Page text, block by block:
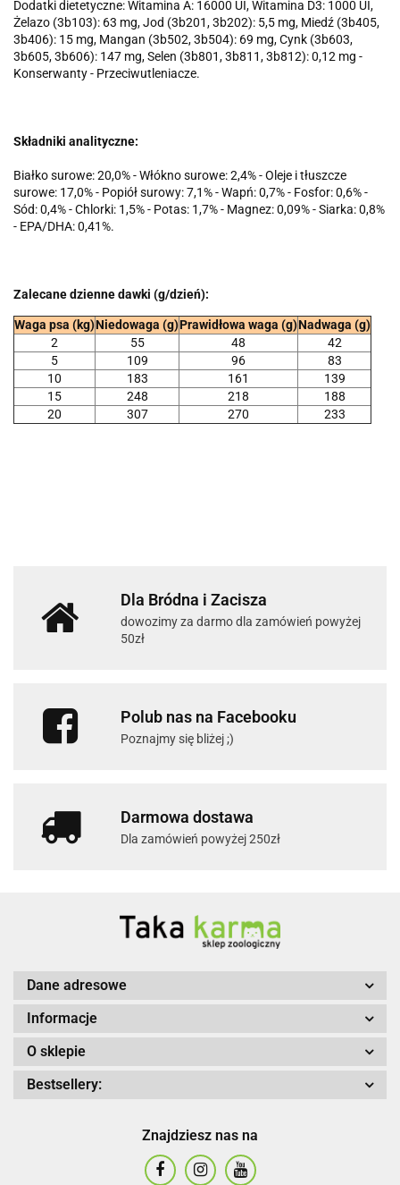
Dodatki dietetyczne: Witamina A: 16000 UI, Witamina D3: 1000 UI,
Żelazo (3b103): 63 mg, Jod (3b201, 3b202): 5,5 mg, Miedź (3b405,
3b406): 15 mg, Mangan (3b502, 3b504): 69 mg, Cynk (3b603,
3b605, 3b606): 147 mg, Selen (3b801, 3b811, 3b812): 0,12 mg -
Konserwanty - Przeciwutleniacze.
Składniki analityczne:
Białko surowe: 20,0% - Włókno surowe: 2,4% - Oleje i tłuszcze
surowe: 17,0% - Popiół surowy: 7,1% - Wapń: 0,7% - Fosfor: 0,6% -
Sód: 0,4% - Chlorki: 1,5% - Potas: 1,7% - Magnez: 0,09% - Siarka: 0,8%
- EPA/DHA: 0,41%.
Zalecane dzienne dawki (g/dzień):
Waga psa (kg)Niedowaga (g)Prawidłowa waga (g)Nadwaga (g)
2
55 48
42
5
109 96
83
10
183 161
139
15
248 218
188
20
307 270 233
Dla Bródna i Zacisza
dowozimy za darmo dla zamówień powyżej
50zł
Polub nas na Facebooku
Poznajmy się bliżej ;)
Darmowa dostawa
Dla zamówień powyżej 250zł
Dane adresowe
Informacje
O sklepie
Bestsellery:
Znajdziesz nas na